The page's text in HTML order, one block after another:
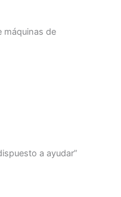
máquinas de
a ayudar”